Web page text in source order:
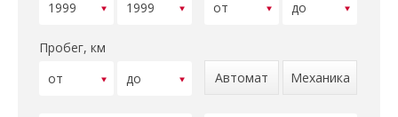
Пробег, км
Автомат
Механика